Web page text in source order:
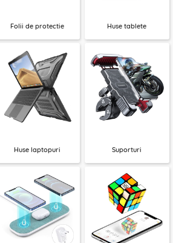
Folii de protectie Huse tablete
Huse laptopuri Suporturi